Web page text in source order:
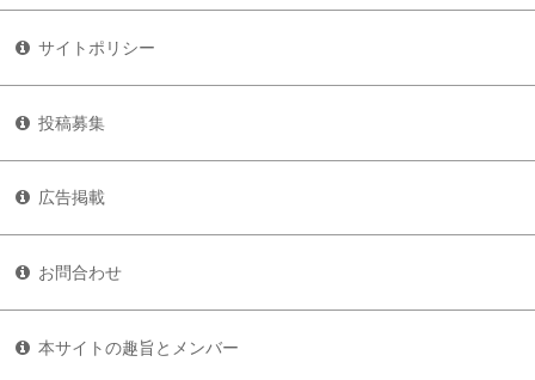
サイトポリシー
投稿募集
広告掲載
お問合わせ
本サイトの趣旨とメンバー